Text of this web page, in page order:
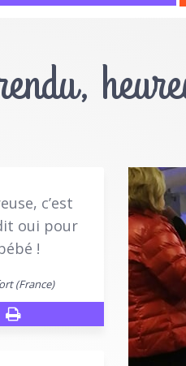
c’est
oui pour
!
(France)